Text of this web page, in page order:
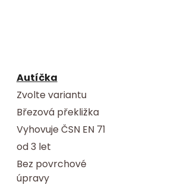
Autíčka
Zvolte variantu
Březová překližka
Vyhovuje ČSN EN 71
od 3 let
Bez povrchové
úpravy